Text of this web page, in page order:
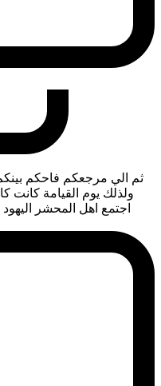
ثم الي مرجعكم فاحكم
ولذلك يوم القيامة كانت
اجتمع اهل المحشر